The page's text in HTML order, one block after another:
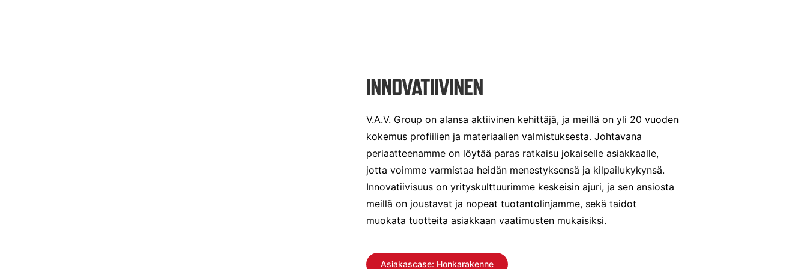
INNOVATIIVINEN
V.A.V. Group on alansa aktiivinen kehittäjä, ja meillä on yli 20 vuoden
kokemus profiilien ja materiaalien valmistuksesta. Johtavana
periaatteenamme on löytää paras ratkaisu jokaiselle asiakkaalle,
jotta voimme varmistaa heidän menestyksensä ja kilpailukykynsä.
Innovatiivisuus on yrityskulttuurimme keskeisin ajuri, ja sen ansiosta
meillä on joustavat ja nopeat tuotantolinjamme, sekä taidot
muokata tuotteita asiakkaan vaatimusten mukaisiksi.
Asiakascase: Honkarakenne